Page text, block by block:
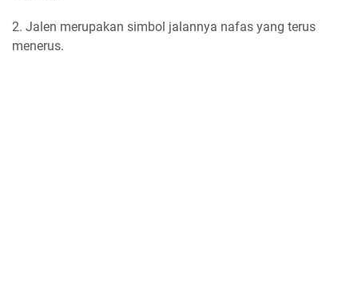
2. Jalen merupakan simbol jalannya nafas yang terus
menerus.